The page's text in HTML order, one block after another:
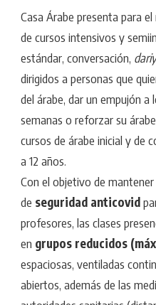
Casa Árabe presenta para
de cursos intensivos y
estándar, conversación,
dirigidos a personas que
del árabe, dar un empujón a
semanas o reforzar su
cursos de árabe inicial y de
a 12 años.
Con el objetivo de
de seguridad anticovid
profesores, las clases
en grupos reducidos
espaciosas, ventiladas
abiertos, además de las